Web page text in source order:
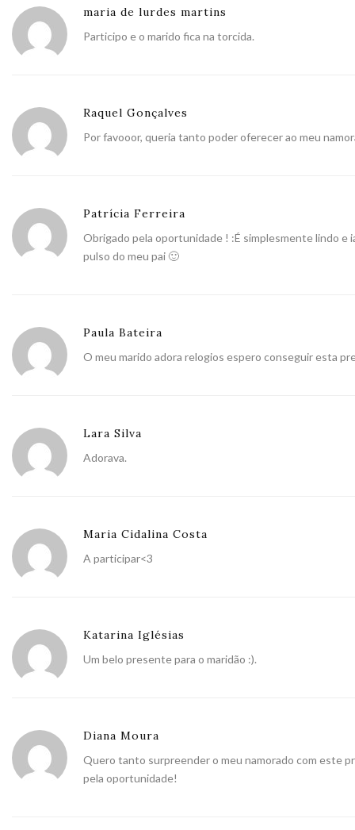
maria de lurdes martins
Participo e o marido fica na torcida.
Raquel Gonçalves
Por favooor, queria tanto poder oferecer ao meu
Patrícia Ferreira
Obrigado pela oportunidade ! :É simplesmente lindo e
pulso do meu pai 🙂
Paula Bateira
O meu marido adora relogios espero conseguir esta
Lara Silva
Adorava.
Maria Cidalina Costa
A participar<3
Katarina Iglésias
Um belo presente para o maridão :).
Diana Moura
Quero tanto surpreender o meu namorado com este
pela oportunidade!